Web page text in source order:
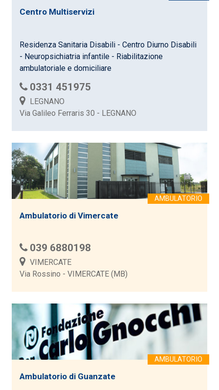
Centro Multiservizi
Residenza Sanitaria Disabili - Centro Diurno Disabili
- Neuropsichiatria infantile - Riabilitazione
ambulatoriale e domiciliare
0331 451975
LEGNANO
Via Galileo Ferraris 30 - LEGNANO
Ambulatorio di Vimercate
039 6880198
VIMERCATE
Via Rossino - VIMERCATE (MB)
Ambulatorio di Guanzate